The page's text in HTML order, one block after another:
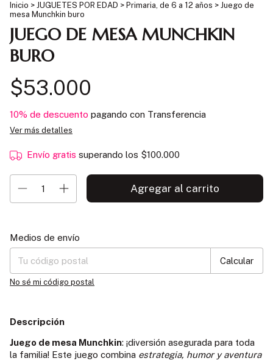
Inicio > JUGUETES POR EDAD > Primaria, de 6 a 12 años > Juego de
mesa Munchkin buro
JUEGO DE MESA MUNCHKIN
BURO
$53.000
10% de descuento pagando con Transferencia
Ver más detalles
Envío gratis superando los $100.000
Entregas para el CP:
Medios de envío
Calcular
No sé mi código postal
Descripción
Juego de mesa Munchkin: ¡diversión asegurada para toda
la familia! Este juego combina estrategia, humor y aventura